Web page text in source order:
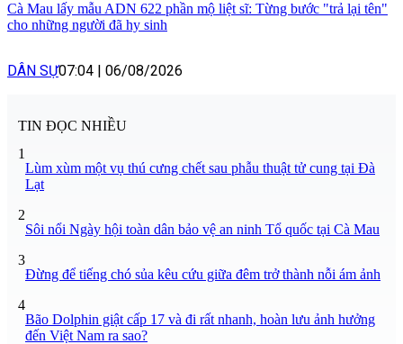
Cà Mau lấy mẫu ADN 622 phần mộ liệt sĩ: Từng bước "trả lại tên"
cho những người đã hy sinh
DÂN SỰ07:04 06/08/2026
TIN ĐỌC NHIỀU
1
Lùm xùm một vụ thú cưng chết sau phẫu thuật tử cung tại Đà
Lạt
2
Sôi nổi Ngày hội toàn dân bảo vệ an ninh Tổ quốc tại Cà Mau
3
Đừng để tiếng chó sủa kêu cứu giữa đêm trở thành nỗi ám ảnh
4
Bão Dolphin giật cấp 17 và đi rất nhanh, hoàn lưu ảnh hưởng
đến Việt Nam ra sao?